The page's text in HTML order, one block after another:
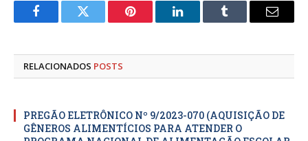
FacebookTwitter Pinterest LinkedInTumblr
E-
RELACIONADOS POSTS
PREGÃO ELETRÔNICO Nº 9/2023-070 (AQUISIÇÃO DE
GÊNEROS ALIMENTÍCIOS PARA ATENDER O